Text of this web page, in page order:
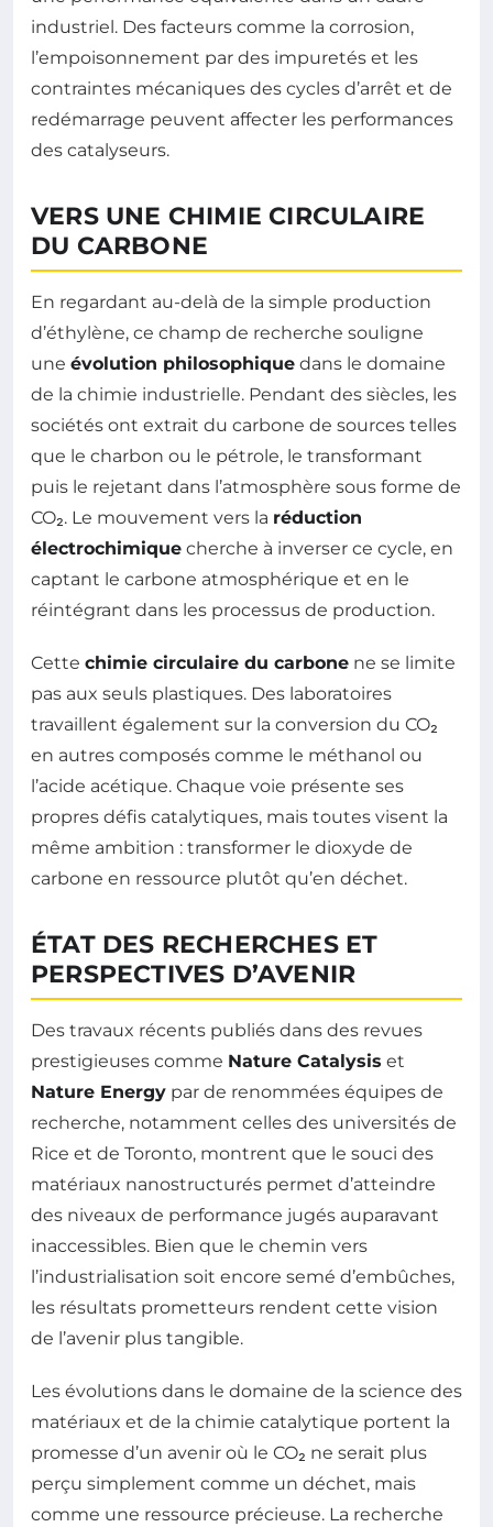
industriel. Des facteurs comme la corrosion,
l’empoisonnement par des impuretés et les
contraintes mécaniques des cycles d’arrêt et de
redémarrage peuvent affecter les performances
des catalyseurs.
VERS UNE CHIMIE CIRCULAIRE
DU CARBONE
En regardant au-delà de la simple production
d’éthylène, ce champ de recherche souligne
une évolution philosophique dans le domaine
de la chimie industrielle. Pendant des siècles, les
sociétés ont extrait du carbone de sources telles
que le charbon ou le pétrole, le transformant
puis le rejetant dans l’atmosphère sous forme de
CO₂. Le mouvement vers la réduction
électrochimique cherche à inverser ce cycle, en
captant le carbone atmosphérique et en le
réintégrant dans les processus de production.
Cette chimie circulaire du carbone ne se limite
pas aux seuls plastiques. Des laboratoires
travaillent également sur la conversion du CO₂
en autres composés comme le méthanol ou
l’acide acétique. Chaque voie présente ses
propres défis catalytiques, mais toutes visent la
même ambition : transformer le dioxyde de
carbone en ressource plutôt qu’en déchet.
ÉTAT DES RECHERCHES ET
PERSPECTIVES D’AVENIR
Des travaux récents publiés dans des revues
prestigieuses comme Nature Catalysis et
Nature Energy par de renommées équipes de
recherche, notamment celles des universités de
Rice et de Toronto, montrent que le souci des
matériaux nanostructurés permet d’atteindre
des niveaux de performance jugés auparavant
inaccessibles. Bien que le chemin vers
l’industrialisation soit encore semé d’embûches,
les résultats prometteurs rendent cette vision
de l’avenir plus tangible.
Les évolutions dans le domaine de la science des
matériaux et de la chimie catalytique portent la
promesse d’un avenir où le CO₂ ne serait plus
perçu simplement comme un déchet, mais
comme une ressource précieuse. La recherche